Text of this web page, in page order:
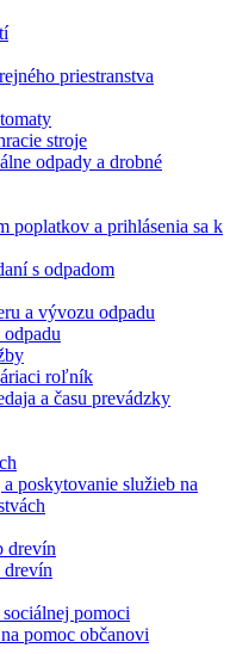
priestranstva
stroje
odpady a drobné
poplatkov a prihlásenia sa k
s odpadom
a vývozu odpadu
roľník
a času prevádzky
poskytovanie služieb na
drevín
drevín
pomoci
pomoc občanovi